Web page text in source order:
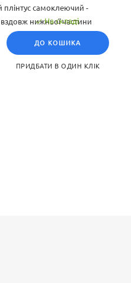
плінтус самоклеючий -
нижньої частини
Завдяки клейовій основі
матеріалів. Плінтус, як і
включаючи кольори,
На складі
ДО КОШИКА
ПРИДБАТИ В ОДИН КЛІК